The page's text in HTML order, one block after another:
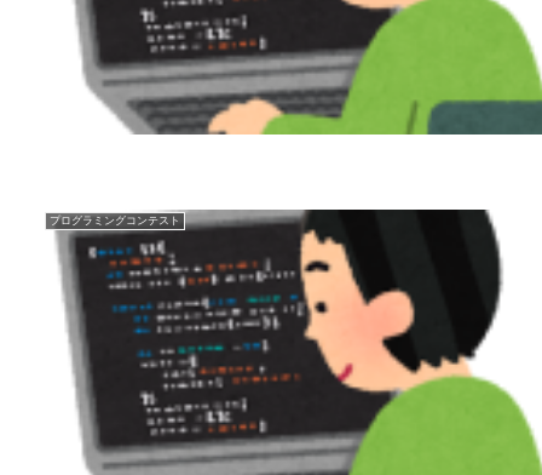
プログラミングコンテスト